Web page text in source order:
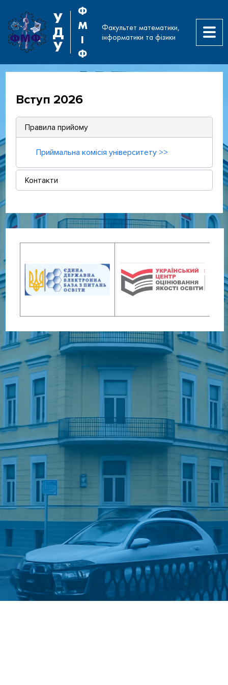
У
Д
У
Ф
М
І
Ф
Факультет математики,
інформатики та фізики
Вступ 2026
Правила прийому
Приймальна комісія університету >>
Контакти